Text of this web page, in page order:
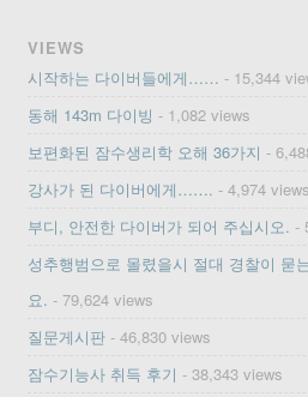
VIEWS
시작하는 다이버들에게…… - 15,344
동해 143m 다이빙 - 1,082 views
보편화된 잠수생리학 오해 36가지 -
강사가 된 다이버에게……. - 4,974 views
부디, 안전한 다이버가 되어 주십시오. -
성추행범으로 몰렸을시 절대 경찰이 묻
요. - 79,624 views
질문게시판 - 46,830 views
잠수기능사 취득 후기 - 38,343 views